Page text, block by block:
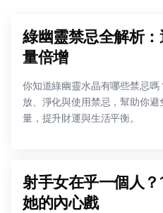
綠幽靈禁忌全解析
量倍增
你知道綠幽靈水晶有哪些禁忌
放、淨化與使用禁忌，幫助你
量，提升財運與生活平衡。
射手女在乎一個人
她的內心戲